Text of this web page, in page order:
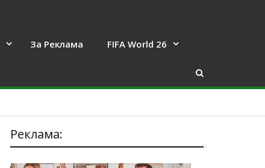
За Реклама FIFA World 26
Реклама: